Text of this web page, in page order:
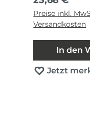
Preise inkl.
Versandkosten
In den
Jetzt